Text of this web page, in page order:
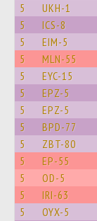
5 UKH-1
5 ICS-8
5 EIM-5
5 MLN-55
5 EYC-15
5 EPZ-5
5 EPZ-5
5 BPD-77
5 ZBT-80
5 EP-55
5 OD-5
5 IRI-63
5 OYX-5